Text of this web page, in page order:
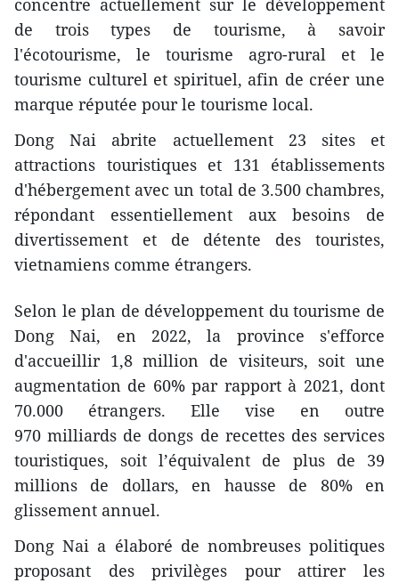
concentre actuellement sur le développement
de trois types de tourisme, à savoir
l'écotourisme, le tourisme agro-rural et le
tourisme culturel et spirituel, afin de créer une
marque réputée pour le tourisme local.
Dong Nai abrite actuellement 23 sites et
attractions touristiques et 131 établissements
d'hébergement avec un total de 3.500 chambres,
répondant essentiellement aux besoins de
divertissement et de détente des touristes,
vietnamiens comme étrangers.
Selon le plan de développement du tourisme de
Dong Nai, en 2022, la province s'efforce
d'accueillir 1,8 million de visiteurs, soit une
augmentation de 60% par rapport à 2021, dont
70.000 étrangers. Elle vise en outre
970 milliards de dongs de recettes des services
touristiques, soit l’équivalent de plus de 39
millions de dollars, en hausse de 80% en
glissement annuel.
Dong Nai a élaboré de nombreuses politiques
proposant des privilèges pour attirer les